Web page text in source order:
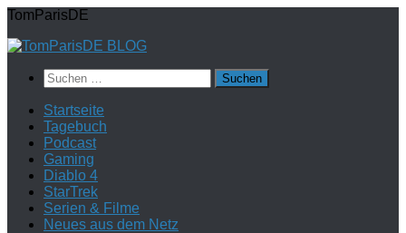
Zum
springen
TomParisDE
Suchen
nach:
Startseite
Tagebuch
Podcast
Gaming
Diablo 4
StarTrek
Serien & Filme
Neues aus dem Netz